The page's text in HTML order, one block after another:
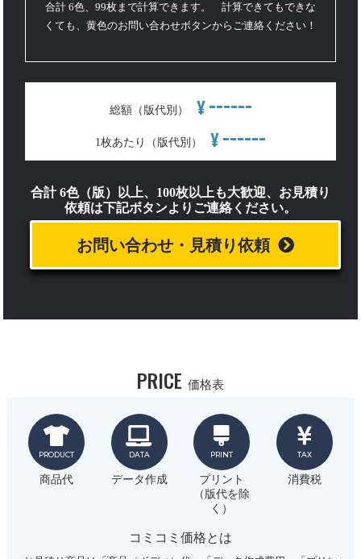
合計 6色、99枚まで計算できます。 計算できてもできな
くても、黄色のお問い合わせボタンからご連絡ください！
総額（版代別） ¥ ------
1枚あたり（版代別） ¥------
合計 6色（版）以上、100枚以上も大歓迎、お見積り
依頼は下記ボタンよりご連絡ください。
お問い合わせ・見積り依頼
PRICE 価格表
PRODUCT
商品代
DATA
データ作成
PRINT
プリント
（版代を除
く）
TAX
消費税
コミコミ価格とは